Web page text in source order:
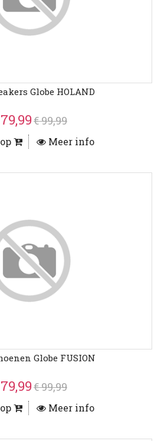
Globe HOLAND
€ 99,99
Meer info
Globe FUSION
€ 99,99
Meer info